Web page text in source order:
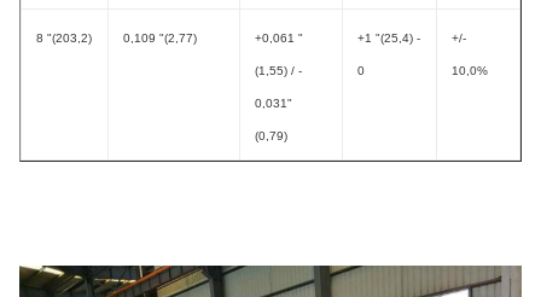
8 "(203,2) 0,109 "(2,77) +0,061 "
(1,55) / -
0,031"
(0,79)
+1 "(25,4) -
0
+/-
10,0%